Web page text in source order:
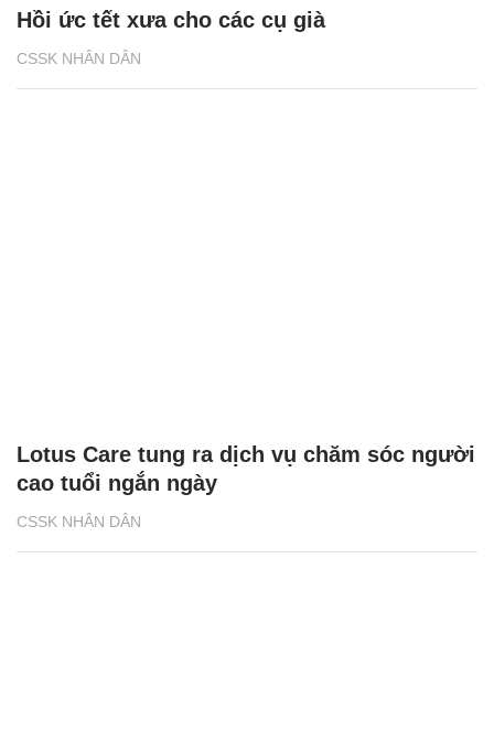
CSSK NHÂN DÂN
Hồi ức tết xưa cho các cụ già
CSSK NHÂN DÂN
Lotus Care tung ra dịch vụ chăm sóc người
cao tuổi ngắn ngày